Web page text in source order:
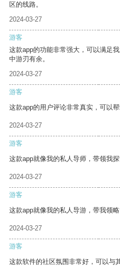
区的线路。
2024-03-27
游客
这款app的功能非常强大，可以满足
中游刃有余。
2024-03-27
游客
这款app的用户评论非常真实，可以
2024-03-27
游客
这款app就像我的私人导师，带领我探
2024-03-27
游客
这款app就像我的私人导游，带我领略
2024-03-27
游客
这款软件的社区氛围非常好，可以与